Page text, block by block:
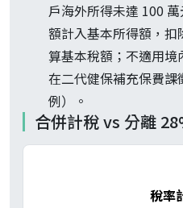
戶海外所得未達 100
額計入基本所得額，
算基本稅額；不適用
在二代健保補充保費
例）。
合併計稅 vs 分離
稅率